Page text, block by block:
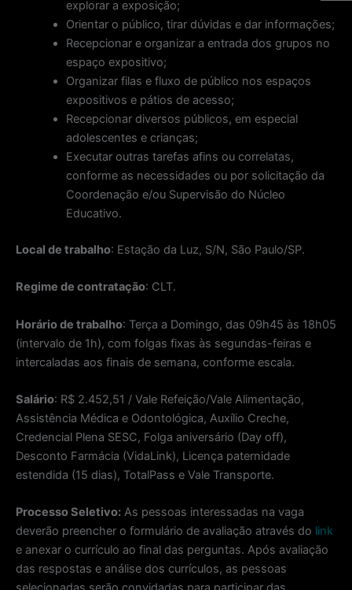
explorar a exposição;
Orientar o público, tirar dúvidas e dar informações;
Recepcionar e organizar a entrada dos grupos no
espaço expositivo;
Organizar filas e fluxo de público nos espaços
expositivos e pátios de acesso;
Recepcionar diversos públicos, em especial
adolescentes e crianças;
Executar outras tarefas afins ou correlatas,
conforme as necessidades ou por solicitação da
Coordenação e/ou Supervisão do Núcleo
Educativo.
Local de trabalho: Estação da Luz, S/N, São Paulo/SP.
Regime de contratação: CLT.
Horário de trabalho: Terça a Domingo, das 09h45 às 18h05
(intervalo de 1h), com folgas fixas às segundas-feiras e
intercaladas aos finais de semana, conforme escala.
Salário: R$ 2.452,51 / Vale Refeição/Vale Alimentação,
Assistência Médica e Odontológica, Auxílio Creche,
Credencial Plena SESC, Folga aniversário (Day off),
Desconto Farmácia (VidaLink), Licença paternidade
estendida (15 dias), TotalPass e Vale Transporte.
Processo Seletivo: As pessoas interessadas na vaga
deverão preencher o formulário de avaliação através do link
e anexar o currículo ao final das perguntas. Após avaliação
das respostas e análise dos currículos, as pessoas